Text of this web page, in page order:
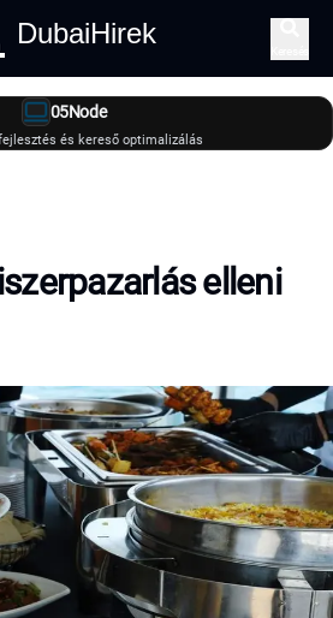
DubaiHirek
05Node
és kereső optimalizálás
elleni